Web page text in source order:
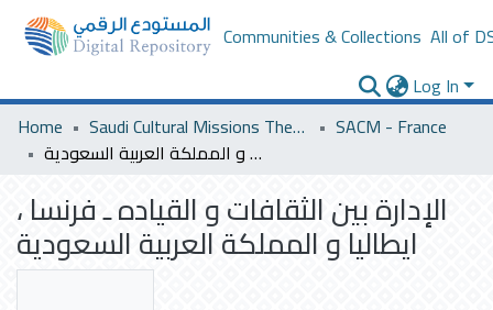
Communities & Collections All of
Log In
Home
Saudi Cultural Missions Theses & Dissertations
SACM - France
الإدارة بين الثقافات و القياده ـ فرنسا ، ايطاليا و المملكة العربية السعودية
الإدارة بين الثقافات و القياده ـ فرنسا ،
ايطاليا و المملكة العربية السعودية